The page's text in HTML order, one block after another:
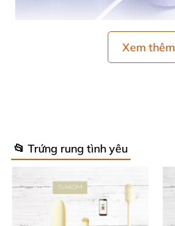
Xem thêm
📂 Trứng rung tình yêu